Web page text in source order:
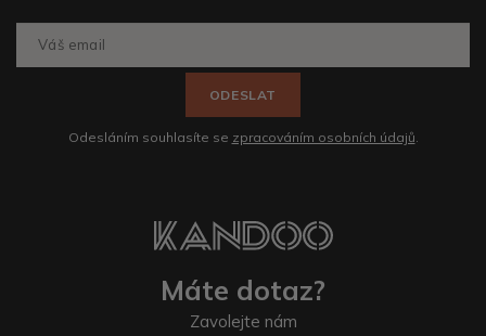
ODESLAT
Odesláním souhlasíte se zpracováním osobních údajů
Máte dotaz?
Zavolejte nám